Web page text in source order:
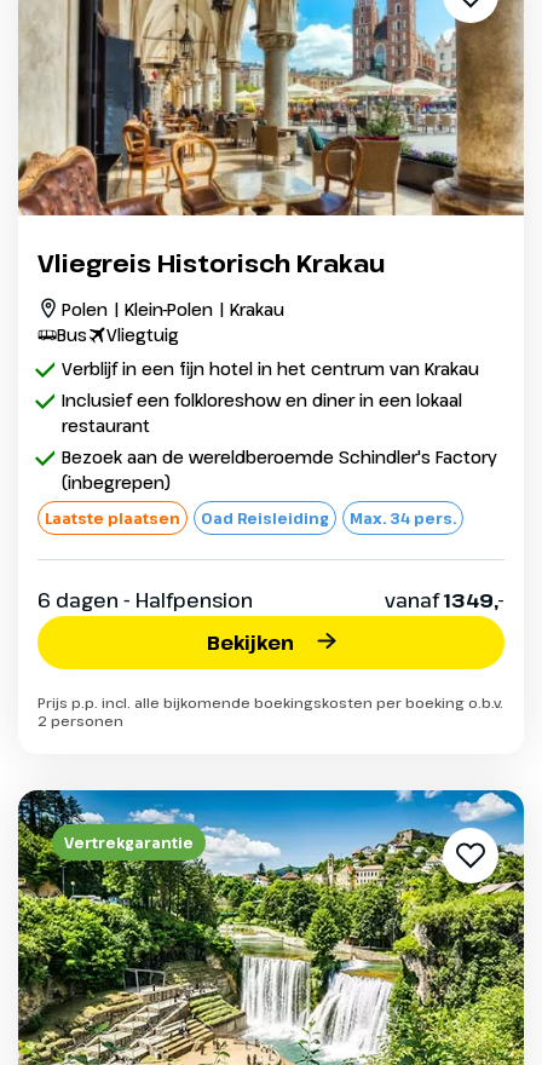
Vliegreis Historisch Krakau
Polen | Klein-Polen | Krakau
Bus
Vliegtuig
Verblijf in een fijn hotel in het centrum van Krakau
Inclusief een folkloreshow en diner in een lokaal
restaurant
Bezoek aan de wereldberoemde Schindler's Factory
(inbegrepen)
Laatste plaatsen Oad Reisleiding Max. 34 pers.
6 dagen - Halfpension vanaf1349,-
Bekijken
Prijs p.p. incl. alle bijkomende boekingskosten per boeking o.b.v.
2 personen
Vertrekgarantie